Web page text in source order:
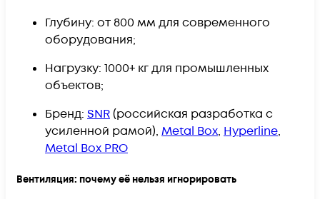
Глубину: от 800 мм для современного
оборудования;
Нагрузку: 1000+ кг для промышленных
объектов;
Бренд: SNR(российская разработка с
усиленной рамой), Metal Box, Hyperline,
Metal Box PRO
Вентиляция: почему её нельзя игнорировать